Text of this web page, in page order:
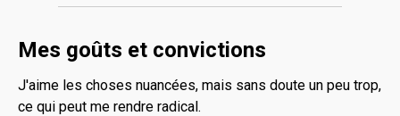
Mes goûts et convictions
J'aime les choses nuancées, mais sans doute un peu trop,
ce qui peut me rendre radical.